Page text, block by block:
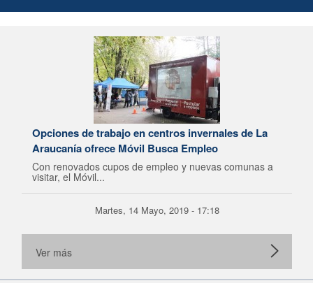
Opciones de trabajo en centros invernales de La
Araucanía ofrece Móvil Busca Empleo
Con renovados cupos de empleo y nuevas comunas a
visitar, el Móvil...
Martes, 14 Mayo, 2019 - 17:18
Ver más